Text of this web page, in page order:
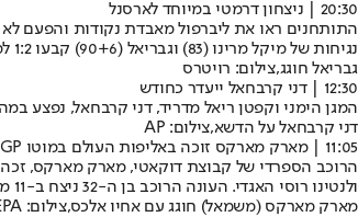
20:30 | ניצחון דרמטי במיוחד לארסנל
התותחנים ראו את ליברפול מאבדת נקודות והפעם
נגיחות של מיקל מרינו (83) וגבריאל (90+6) קבעו 1:2 למיקל ארטטה ושברון לב לאוהדי המגפייז. במשחק מוקדם יותר, אסטון וילה ניצחה 1:3 את פולהאם.
גבריאל חוגג,צילום: רויטרס
12:30 | דני קרבחאל ייעדר כחודש
המגן הימני וקפטן ריאל מדריד, דני קרבחאל, נפצע במהלך התבוסה 5:2 בדרבי מול אתלטיקו ועל פי ההערכות הוא צפוי להיעדר כחודש
דני קרבחאל על הדשא,צילום: AP
11:05 | מארק מארקס זוכה באליפות העולם במוטו GP
ולנטינו רוסי האגדי. העונה הרוכב בן ה-32 ניצח ב-11 מתוך 17 המרוצים והמקום השני בגרנד פרי של יפן הספיק לו היום כדי להבטיח את התואר, חמישה מרוצים לפני סיום העונה. אחיו הצעיר, אלכס מארקס, נמצא במקום השני.
מארק מארקס (משמאל) חוגג עם אחיו אלכס,צילום: EPA